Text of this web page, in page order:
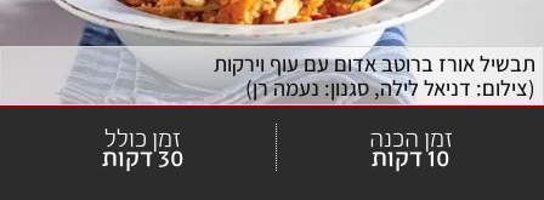
תבשיל אורז ברוטב אדום עם עוף וירקות
(צילום: דניאל לילה, סגנון: נעמה רן)
זמן הכנה
10 דקות
זמן כולל
30 דקות